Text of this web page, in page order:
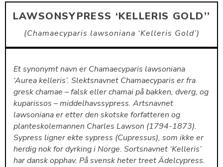
KONTAKT
LAWSONSYPRESS ‘KELLERIS GOLD’’
Chamaecyparis lawsoniana ‘Kelleris Gold’
Et synonymt navn er Chamaecyparis lawsoniana
‘Aurea kelleris’. Slektsnavnet Chamaecyparis er fra
gresk chamae – falsk eller chamai på bakken, dverg, og
kuparissos – middelhavssypress. Artsnavnet
lawsoniana er etter den skotske forfatteren og
planteskolemannen Charles Lawson (1794-1873).
Sypress ligner ekte sypress (Cupressus), som ikke er
herdig nok for dyrking i Norge. Sortsnavnet ‘Kelleris’
har dansk opphav. På svensk heter treet Ädelcypress.